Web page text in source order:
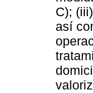
C);
así